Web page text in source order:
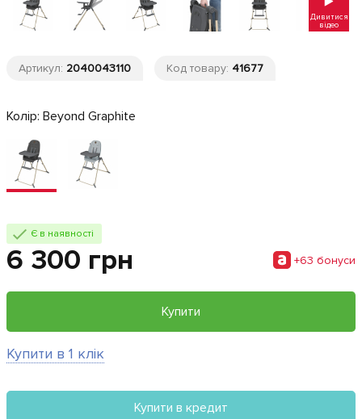
Дивитися
відео
Артикул: 2040043110 Код товару: 41677
Колір: Beyond Graphite
Є в наявності
6 300 грн +63 бонуси
Купити
Купити в 1 клік
Купити в кредит